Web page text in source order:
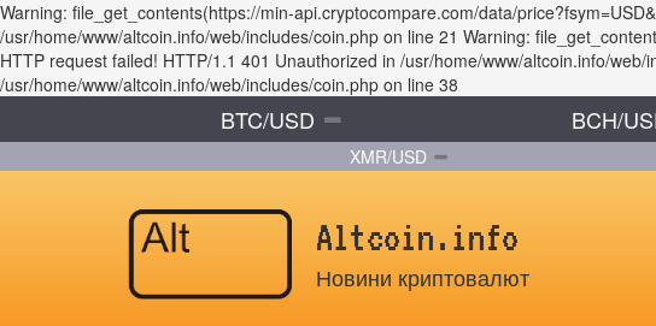
Warning: file_get_contents(https://min-api.cryptocompare.com/data/
/usr/home/www/altcoin.info/web/includes/coin.php on line 21 Warning:
HTTP request failed! HTTP/1.1 401 Unauthorized in /usr/home/www/altcoin.info/
/usr/home/www/altcoin.info/web/includes/coin.php on line 38
BTC/USD BCH/
XMR/USD
Altcoin.info
Новини криптовалют